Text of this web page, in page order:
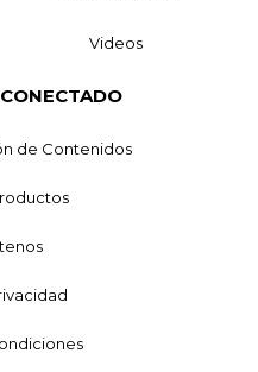
Videos
de Contenidos